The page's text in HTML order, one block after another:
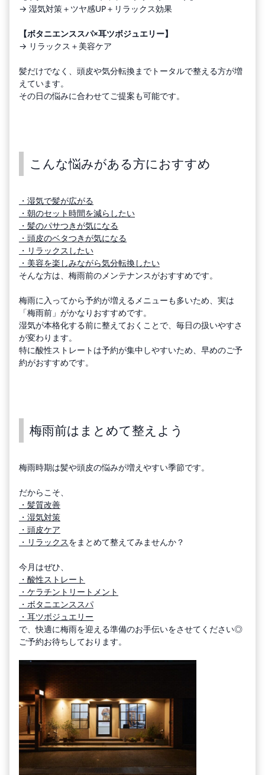
→ 湿気対策＋ツヤ感UP＋リラックス効果
【ボタニエンススパ×耳ツボジュエリー】
→ リラックス＋美容ケア
髪だけでなく、頭皮や気分転換までトータルで整える方が増
えています。
その日の悩みに合わせてご提案も可能です。
こんな悩みがある方におすすめ
・湿気で髪が広がる
・朝のセット時間を減らしたい
・髪のパサつきが気になる
・頭皮のベタつきが気になる
・リラックスしたい
・美容を楽しみながら気分転換したい
そんな方は、梅雨前のメンテナンスがおすすめです。
梅雨に入ってから予約が増えるメニューも多いため、実は
「梅雨前」がかなりおすすめです。
湿気が本格化する前に整えておくことで、毎日の扱いやすさ
が変わります。
特に酸性ストレートは予約が集中しやすいため、早めのご予
約がおすすめです。
梅雨前はまとめて整えよう
梅雨時期は髪や頭皮の悩みが増えやすい季節です。
だからこそ、
・髪質改善
・湿気対策
・頭皮ケア
・リラックスをまとめて整えてみませんか？
今月はぜひ、
・酸性ストレート
・ケラチントリートメント
・ボタニエンススパ
・耳ツボジュエリー
で、快適に梅雨を迎える準備のお手伝いをさせてください◎
ご予約お待ちしております。